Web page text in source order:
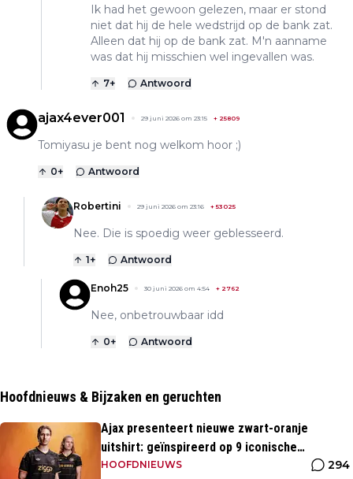
Ik had het gewoon gelezen, maar er stond
niet dat hij de hele wedstrijd op de bank zat.
Alleen dat hij op de bank zat. M'n aanname
was dat hij misschien wel ingevallen was.
7+ Antwoord
ajax4ever001 29 juni 2026 om 23:15 + 25809
Tomiyasu je bent nog welkom hoor ;)
0+ Antwoord
Robertini 29 juni 2026 om 23:16 + 53025
Nee. Die is spoedig weer geblesseerd.
1+ Antwoord
Enoh25 30 juni 2026 om 4:54 + 2762
Nee, onbetrouwbaar idd
0+ Antwoord
Hoofdnieuws & Bijzaken en geruchten
Ajax presenteert nieuwe zwart-oranje
uitshirt: geïnspireerd op 9 iconische
momenten uit clubhistorie
HOOFDNIEUWS 294